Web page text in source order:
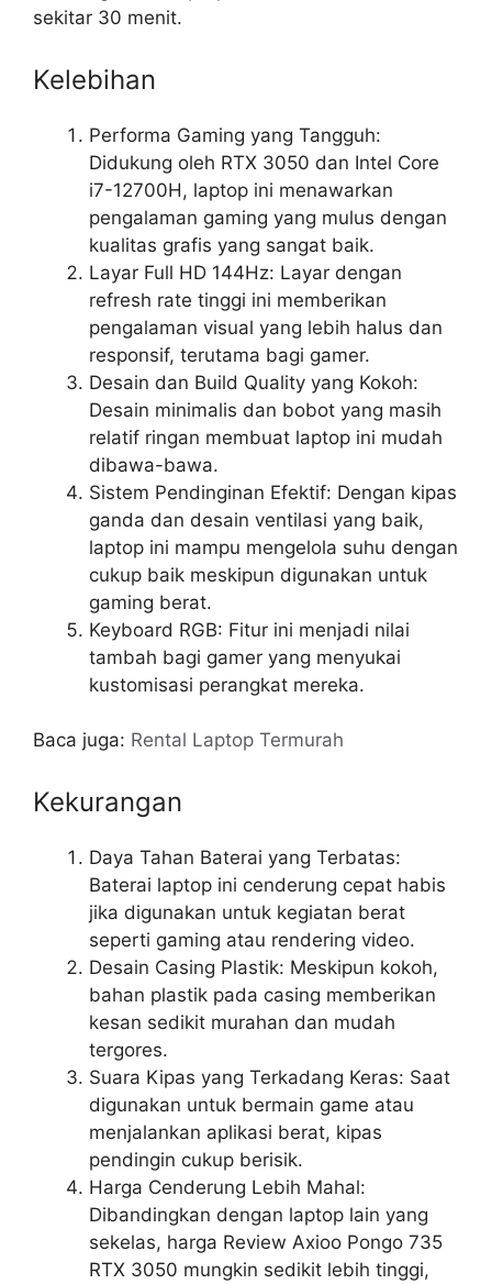
sekitar 30 menit.
Kelebihan
Performa Gaming yang Tangguh:
Didukung oleh RTX 3050 dan Intel Core
i7-12700H, laptop ini menawarkan
pengalaman gaming yang mulus dengan
kualitas grafis yang sangat baik.
Layar Full HD 144Hz: Layar dengan
refresh rate tinggi ini memberikan
pengalaman visual yang lebih halus dan
responsif, terutama bagi gamer.
Desain dan Build Quality yang Kokoh:
Desain minimalis dan bobot yang masih
relatif ringan membuat laptop ini mudah
dibawa-bawa.
Sistem Pendinginan Efektif: Dengan kipas
ganda dan desain ventilasi yang baik,
laptop ini mampu mengelola suhu dengan
cukup baik meskipun digunakan untuk
gaming berat.
Keyboard RGB: Fitur ini menjadi nilai
tambah bagi gamer yang menyukai
kustomisasi perangkat mereka.
Baca juga: Rental Laptop Termurah
Kekurangan
Daya Tahan Baterai yang Terbatas:
Baterai laptop ini cenderung cepat habis
jika digunakan untuk kegiatan berat
seperti gaming atau rendering video.
Desain Casing Plastik: Meskipun kokoh,
bahan plastik pada casing memberikan
kesan sedikit murahan dan mudah
tergores.
Suara Kipas yang Terkadang Keras: Saat
digunakan untuk bermain game atau
menjalankan aplikasi berat, kipas
pendingin cukup berisik.
Harga Cenderung Lebih Mahal:
Dibandingkan dengan laptop lain yang
sekelas, harga Review Axioo Pongo 735
RTX 3050 mungkin sedikit lebih tinggi,